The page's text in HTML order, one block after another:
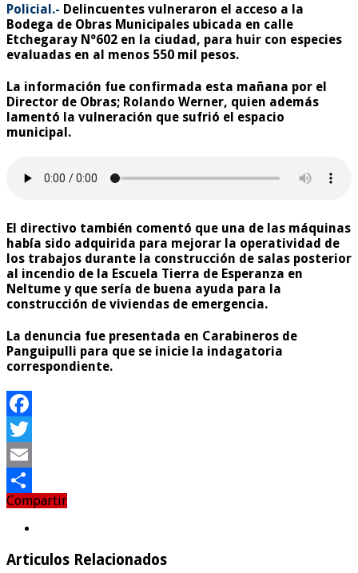
Policial.- Delincuentes vulneraron el acceso a la
Bodega de Obras Municipales ubicada en calle
Etchegaray N°602 en la ciudad, para huir con especies
evaluadas en al menos 550 mil pesos.
La información fue confirmada esta mañana por el
Director de Obras; Rolando Werner, quien además
lamentó la vulneración que sufrió el espacio
municipal.
El directivo también comentó que una de las máquinas
había sido adquirida para mejorar la operatividad de
los trabajos durante la construcción de salas posterior
al incendio de la Escuela Tierra de Esperanza en
Neltume y que sería de buena ayuda para la
construcción de viviendas de emergencia.
La denuncia fue presentada en Carabineros de
Panguipulli para que se inicie la indagatoria
correspondiente.
Facebook
Twitter
Email
Compartir
Compartir
Articulos Relacionados